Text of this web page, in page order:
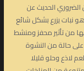
الضروري الحديث عن
نبات يزرع بشكل شائع
من تأثير محفز ومنشط
حالة من النشوة
لاذع وحلو قليلا